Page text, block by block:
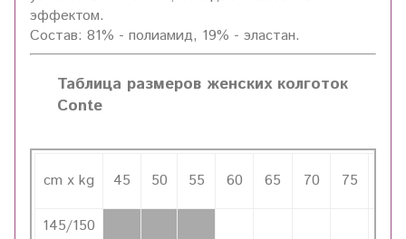
эффектом.
Состав: 81% - полиамид, 19% - эластан.
Таблица размеров женских колготок
Conte
cm x kg 45 50 55 60 65 70 75
145/150